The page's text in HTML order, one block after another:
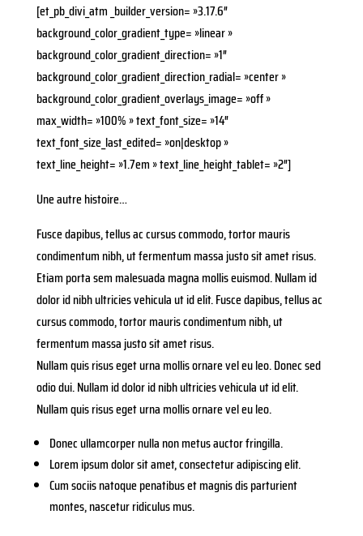
[et_pb_divi_atm _builder_version= »3.17.6″
background_color_gradient_type= »linear »
background_color_gradient_direction= »1″
background_color_gradient_direction_radial= »center »
background_color_gradient_overlays_image= »off »
max_width= »100% » text_font_size= »14″
text_font_size_last_edited= »on|desktop »
text_line_height= »1.7em » text_line_height_tablet= »2″]
Une autre histoire…
Fusce dapibus, tellus ac cursus commodo, tortor mauris
condimentum nibh, ut fermentum massa justo sit amet risus.
Etiam porta sem malesuada magna mollis euismod. Nullam id
dolor id nibh ultricies vehicula ut id elit. Fusce dapibus, tellus ac
cursus commodo, tortor mauris condimentum nibh, ut
fermentum massa justo sit amet risus.
Nullam quis risus eget urna mollis ornare vel eu leo. Donec sed
odio dui. Nullam id dolor id nibh ultricies vehicula ut id elit.
Nullam quis risus eget urna mollis ornare vel eu leo.
Donec ullamcorper nulla non metus auctor fringilla.
Lorem ipsum dolor sit amet, consectetur adipiscing elit.
Cum sociis natoque penatibus et magnis dis parturient
montes, nascetur ridiculus mus.